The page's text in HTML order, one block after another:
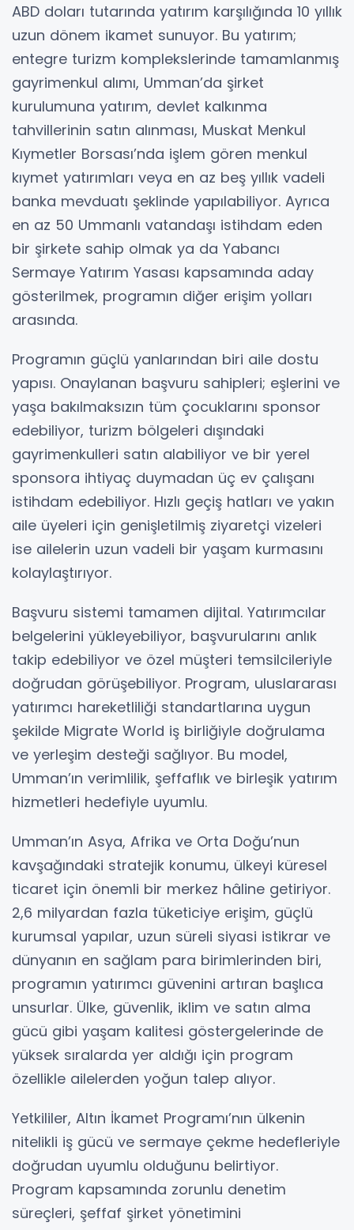
ABD doları tutarında yatırım karşılığında 10 yıllık
uzun dönem ikamet sunuyor. Bu yatırım;
entegre turizm komplekslerinde tamamlanmış
gayrimenkul alımı, Umman’da şirket
kurulumuna yatırım, devlet kalkınma
tahvillerinin satın alınması, Muskat Menkul
Kıymetler Borsası’nda işlem gören menkul
kıymet yatırımları veya en az beş yıllık vadeli
banka mevduatı şeklinde yapılabiliyor. Ayrıca
en az 50 Ummanlı vatandaşı istihdam eden
bir şirkete sahip olmak ya da Yabancı
Sermaye Yatırım Yasası kapsamında aday
gösterilmek, programın diğer erişim yolları
arasında.
Programın güçlü yanlarından biri aile dostu
yapısı. Onaylanan başvuru sahipleri; eşlerini ve
yaşa bakılmaksızın tüm çocuklarını sponsor
edebiliyor, turizm bölgeleri dışındaki
gayrimenkulleri satın alabiliyor ve bir yerel
sponsora ihtiyaç duymadan üç ev çalışanı
istihdam edebiliyor. Hızlı geçiş hatları ve yakın
aile üyeleri için genişletilmiş ziyaretçi vizeleri
ise ailelerin uzun vadeli bir yaşam kurmasını
kolaylaştırıyor.
Başvuru sistemi tamamen dijital. Yatırımcılar
belgelerini yükleyebiliyor, başvurularını anlık
takip edebiliyor ve özel müşteri temsilcileriyle
doğrudan görüşebiliyor. Program, uluslararası
yatırımcı hareketliliği standartlarına uygun
şekilde Migrate World iş birliğiyle doğrulama
ve yerleşim desteği sağlıyor. Bu model,
Umman’ın verimlilik, şeffaflık ve birleşik yatırım
hizmetleri hedefiyle uyumlu.
Umman’ın Asya, Afrika ve Orta Doğu’nun
kavşağındaki stratejik konumu, ülkeyi küresel
ticaret için önemli bir merkez hâline getiriyor.
2,6 milyardan fazla tüketiciye erişim, güçlü
kurumsal yapılar, uzun süreli siyasi istikrar ve
dünyanın en sağlam para birimlerinden biri,
programın yatırımcı güvenini artıran başlıca
unsurlar. Ülke, güvenlik, iklim ve satın alma
gücü gibi yaşam kalitesi göstergelerinde de
yüksek sıralarda yer aldığı için program
özellikle ailelerden yoğun talep alıyor.
Yetkililer, Altın İkamet Programı’nın ülkenin
nitelikli iş gücü ve sermaye çekme hedefleriyle
doğrudan uyumlu olduğunu belirtiyor.
Program kapsamında zorunlu denetim
süreçleri, şeffaf şirket yönetimini